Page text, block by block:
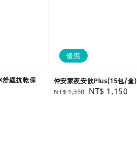
舒緩抗乾保
優惠
仲安家夜安飲Plus(15包/盒)
Regular
NT$ 1,350 Sale
NT$ 1,150